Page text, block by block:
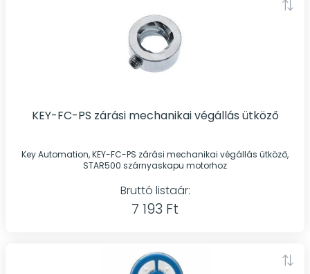
KEY-FC-PS zárási mechanikai végállás ütköző
Key Automation, KEY-FC-PS zárási mechanikai végállás ütköző,
STAR500 szárnyaskapu motorhoz
Bruttó listaár:
7 193 Ft